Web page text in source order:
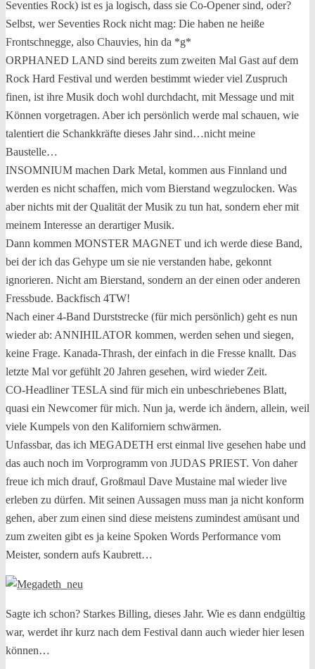
Seventies Rock) ist es ja logisch, dass sie Co-Opener sind, oder?
Selbst, wer Seventies Rock nicht mag: Die haben ne heiße
Frontschnegge, also Chauvies, hin da *g*
ORPHANED LAND sind bereits zum zweiten Mal Gast auf dem
Rock Hard Festival und werden bestimmt wieder viel Zuspruch
finen, ist ihre Musik doch wohl durchdacht, mit Message und mit
Können vorgetragen. Aber ich persönlich werde mal schauen, wie
talentiert die Schankkräfte dieses Jahr sind…nicht meine
Baustelle…
INSOMNIUM machen Dark Metal, kommen aus Finnland und
werden es nicht schaffen, mich vom Bierstand wegzulocken. Was
aber nichts mit der Qualität der Musik zu tun hat, sondern eher mit
meinem Interesse an derartiger Musik.
Dann kommen MONSTER MAGNET und ich werde diese Band,
bei der ich das Gehype um sie nie verstanden habe, gekonnt
ignorieren. Nicht am Bierstand, sondern an der einen oder anderen
Fressbude. Backfisch 4TW!
Nach einer 4-Band Durststrecke (für mich persönlich) geht es nun
wieder ab: ANNIHILATOR kommen, werden sehen und siegen,
keine Frage. Kanada-Thrash, der einfach in die Fresse knallt. Das
letzte Mal vor gefühlt 20 Jahren gesehen, wird wieder Zeit.
CO-Headliner TESLA sind für mich ein unbeschriebenes Blatt,
quasi ein Newcomer für mich. Nun ja, werde ich ändern, allein, weil
viele Kumpels von den Kaliforniern schwärmen.
Unfassbar, das ich MEGADETH erst einmal live gesehen habe und
das auch noch im Vorprogramm von JUDAS PRIEST. Von daher
freue ich mich drauf, Großmaul Dave Mustaine mal wieder live
erleben zu dürfen. Mit seinen Aussagen muss man ja nicht konform
gehen, aber zum einen sind diese meistens zumindest amüsant und
zum zweiten gibt es ja keine Spoken Words Performance vom
Meister, sondern aufs Kaubrett…
Sagte ich schon? Starkes Billing, dieses Jahr. Wie es dann endgültig
war, werdet ihr kurz nach dem Festival dann auch wieder hier lesen
können…